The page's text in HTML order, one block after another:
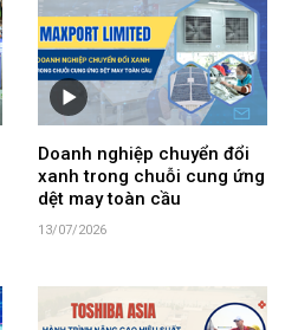
Doanh nghiệp chuyển đổi
xanh trong chuỗi cung ứng
dệt may toàn cầu
13/07/2026